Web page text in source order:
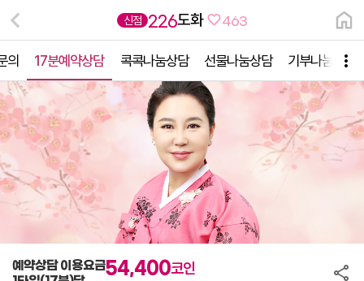
신점 226도화 463
의 17분예약상담 콕콕나눔상담 선물나눔상담 기부나눔상담
예약상담 이용요금54,400코인